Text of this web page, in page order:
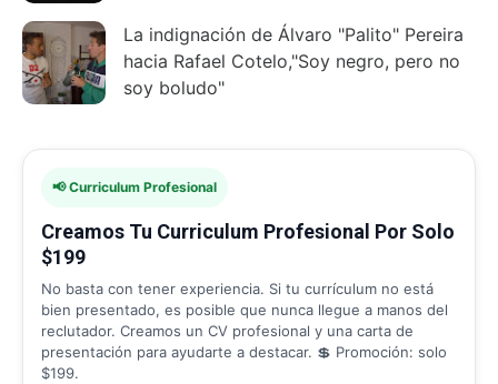
La indignación de Álvaro "Palito" Pereira
hacia Rafael Cotelo,"Soy negro, pero no
soy boludo"
📢 Curriculum Profesional
Creamos Tu Curriculum Profesional Por Solo
$199
No basta con tener experiencia. Si tu currículum no está
bien presentado, es posible que nunca llegue a manos del
reclutador. Creamos un CV profesional y una carta de
presentación para ayudarte a destacar. 💲 Promoción: solo
$199.